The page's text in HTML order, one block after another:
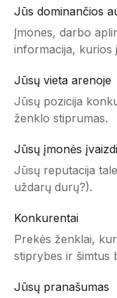
Jūs dominančios
Įmones, darbo
informacija, kurios
Jūsų vieta arenoje
Jūsų pozicija
ženklo stiprumas.
Jūsų įmonės
Jūsų reputacija
uždarų durų?).
Konkurentai
Prekės ženklai,
stiprybes ir šimtus
Jūsų pranašumas